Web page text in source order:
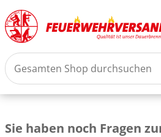
Sie haben noch Fragen